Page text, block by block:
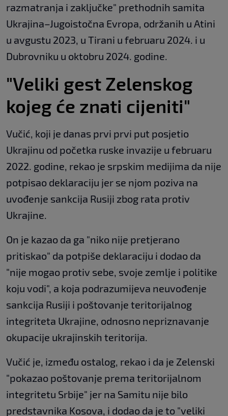
razmatranja i zaključke" prethodnih samita
Ukrajina–Jugoistočna Evropa, održanih u Atini
u avgustu 2023, u Tirani u februaru 2024. i u
Dubrovniku u oktobru 2024. godine.
"Veliki gest Zelenskog
kojeg će znati cijeniti"
Vučić, koji je danas prvi prvi put posjetio
Ukrajinu od početka ruske invazije u februaru
2022. godine, rekao je srpskim medijima da nije
potpisao deklaraciju jer se njom poziva na
uvođenje sankcija Rusiji zbog rata protiv
Ukrajine.
On je kazao da ga "niko nije pretjerano
pritiskao" da potpiše deklaraciju i dodao da
"nije mogao protiv sebe, svoje zemlje i politike
koju vodi", a koja podrazumijeva neuvođenje
sankcija Rusiji i poštovanje teritorijalnog
integriteta Ukrajine, odnosno nepriznavanje
okupacije ukrajinskih teritorija.
Vučić je, između ostalog, rekao i da je Zelenski
"pokazao poštovanje prema teritorijalnom
integritetu Srbije" jer na Samitu nije bilo
predstavnika Kosova, i dodao da je to "veliki